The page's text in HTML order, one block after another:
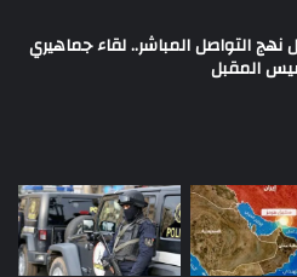
التواصل المباشر.. لقاء جماهيري
المقبل